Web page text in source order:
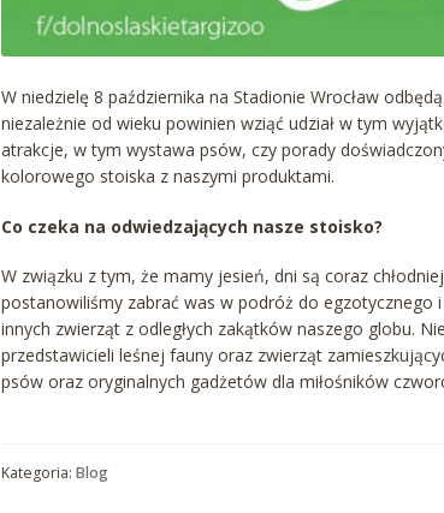
W niedzielę 8 października na Stadionie Wrocław
niezależnie od wieku powinien wziąć udział w tym
atrakcje, w tym wystawa psów, czy porady
kolorowego stoiska z naszymi produktami.
Co czeka na odwiedzających nasze stoisko?
W związku z tym, że mamy jesień, dni są coraz
postanowiliśmy zabrać was w podróż do egzotycznego
innych zwierząt z odległych zakątków naszego globu.
przedstawicieli leśnej fauny oraz zwierząt
psów oraz oryginalnych gadżetów dla miłośników
Kategoria: Blog